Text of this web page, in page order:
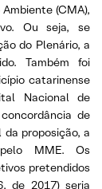
(CMA),
Ou seja, se
do Plenário, a
Também foi
catarinense
Nacional de
de
proposição, a
MME. Os
pretendidos
de 2017) seria